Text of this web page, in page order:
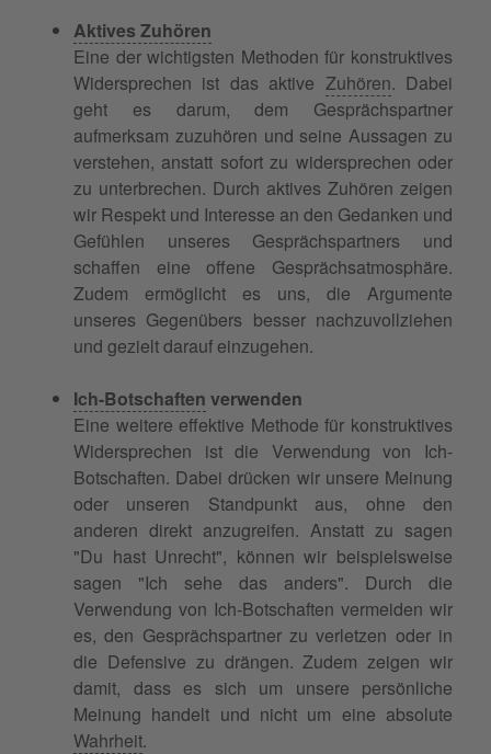
Aktives Zuhören
Eine der wichtigsten Methoden für konstruktives
Widersprechen ist das aktive Zuhören. Dabei
geht es darum, dem Gesprächspartner
aufmerksam zuzuhören und seine Aussagen zu
verstehen, anstatt sofort zu widersprechen oder
zu unterbrechen. Durch aktives Zuhören zeigen
wir Respekt und Interesse an den Gedanken und
Gefühlen unseres Gesprächspartners und
schaffen eine offene Gesprächsatmosphäre.
Zudem ermöglicht es uns, die Argumente
unseres Gegenübers besser nachzuvollziehen
und gezielt darauf einzugehen.
Ich-Botschaften verwenden
Eine weitere effektive Methode für konstruktives
Widersprechen ist die Verwendung von Ich-
Botschaften. Dabei drücken wir unsere Meinung
oder unseren Standpunkt aus, ohne den
anderen direkt anzugreifen. Anstatt zu sagen
"Du hast Unrecht", können wir beispielsweise
sagen "Ich sehe das anders". Durch die
Verwendung von Ich-Botschaften vermeiden wir
es, den Gesprächspartner zu verletzen oder in
die Defensive zu drängen. Zudem zeigen wir
damit, dass es sich um unsere persönliche
Meinung handelt und nicht um eine absolute
Wahrheit.